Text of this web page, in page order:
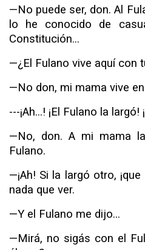
—No puede ser, don. Al
lo he conocido de
Constitución...
—¿El Fulano vive aquí con
—No don, mi mama vive
---¡Ah...! ¡El Fulano la largó!
—No, don. A mi mama la
Fulano.
—¡Ah! Si la largó otro,
nada que ver.
—Y el Fulano me dijo...
—Mirá, no sigás con el